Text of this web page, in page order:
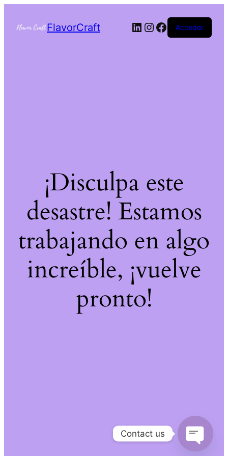
FlavorCraft Acceder
¡Disculpa este
desastre! Estamos
trabajando en algo
increíble, ¡vuelve
pronto!
Contact us